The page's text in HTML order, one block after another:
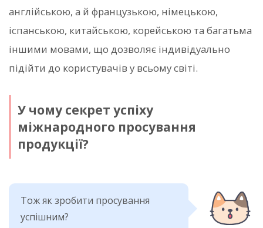
англійською, а й французькою, німецькою,
іспанською, китайською, корейською та багатьма
іншими мовами, що дозволяє індивідуально
підійти до користувачів у всьому світі.
У чому секрет успіху
міжнародного просування
продукції?
Тож як зробити просування
успішним?